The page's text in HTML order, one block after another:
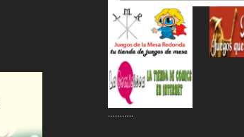
………..